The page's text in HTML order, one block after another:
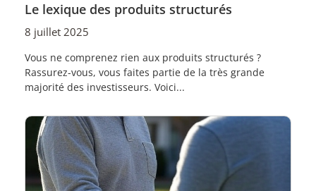
Le lexique des produits structurés
8 juillet 2025
Vous ne comprenez rien aux produits structurés ?
Rassurez-vous, vous faites partie de la très grande
majorité des investisseurs. Voici...